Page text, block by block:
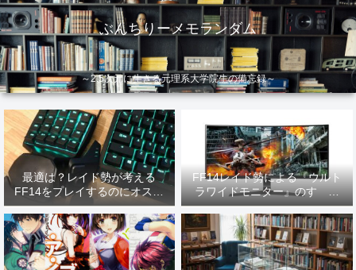
ぶんちりーメモランダム
～2.5次元に生きる元理系大学院生の備忘録～
最適は？レイド勢が考える
FF14をプレイするのにオスス
メなデバイス【2026年更新】
FF14レイド勢による『ウルト
ラワイドモニター』のすゝめ
【2026年更新】